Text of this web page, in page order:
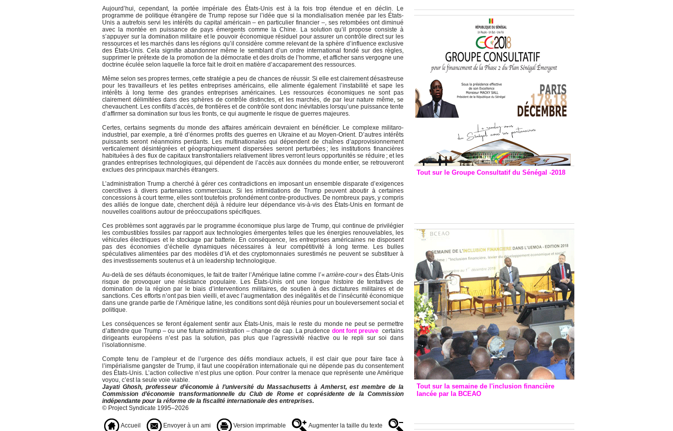
Aujourd’hui, cependant, la portée impériale des États-Unis est à la fois trop étendue et en déclin. Le
programme de politique étrangère de Trump repose sur l’idée que si la mondialisation menée par les États-
Unis a autrefois servi les intérêts du capital américain – en particulier financier –, ses retombées ont diminué
avec la montée en puissance de pays émergents comme la Chine. La solution qu’il propose consiste à
s’appuyer sur la domination militaire et le pouvoir économique résiduel pour assurer un contrôle direct sur les
ressources et les marchés dans les régions qu’il considère comme relevant de la sphère d’influence exclusive
des États-Unis. Cela signifie abandonner même le semblant d’un ordre international fondé sur des règles,
supprimer le prétexte de la promotion de la démocratie et des droits de l’homme, et afficher sans vergogne une
doctrine éculée selon laquelle la force fait le droit en matière d’accaparement des ressources.
Même selon ses propres termes, cette stratégie a peu de chances de réussir. Si elle est clairement désastreuse
pour les travailleurs et les petites entreprises américains, elle alimente également l’instabilité et sape les
intérêts à long terme des grandes entreprises américaines. Les ressources économiques ne sont pas
clairement délimitées dans des sphères de contrôle distinctes, et les marchés, de par leur nature même, se
chevauchent. Les conflits d’accès, de frontières et de contrôle sont donc inévitables lorsqu’une puissance tente
d’affirmer sa domination sur tous les fronts, ce qui augmente le risque de guerres majeures.
Certes, certains segments du monde des affaires américain devraient en bénéficier. Le complexe militaro-
industriel, par exemple, a tiré d’énormes profits des guerres en Ukraine et au Moyen-Orient. D’autres intérêts
puissants seront néanmoins perdants. Les multinationales qui dépendent de chaînes d’approvisionnement
verticalement désintégrées et géographiquement dispersées seront perturbées ; les institutions financières
habituées à des flux de capitaux transfrontaliers relativement libres verront leurs opportunités se réduire ; et les
grandes entreprises technologiques, qui dépendent de l’accès aux données du monde entier, se retrouveront
exclues des principaux marchés étrangers.
L’administration Trump a cherché à gérer ces contradictions en imposant un ensemble disparate d’exigences
coercitives à divers partenaires commerciaux. Si les intimidations de Trump peuvent aboutir à certaines
concessions à court terme, elles sont toutefois profondément contre-productives. De nombreux pays, y compris
des alliés de longue date, cherchent déjà à réduire leur dépendance vis-à-vis des États-Unis en formant de
nouvelles coalitions autour de préoccupations spécifiques.
Ces problèmes sont aggravés par le programme économique plus large de Trump, qui continue de privilégier
les combustibles fossiles par rapport aux technologies émergentes telles que les énergies renouvelables, les
véhicules électriques et le stockage par batterie. En conséquence, les entreprises américaines ne disposent
pas des économies d’échelle dynamiques nécessaires à leur compétitivité à long terme. Les bulles
spéculatives alimentées par des modèles d’IA et des cryptomonnaies surestimés ne peuvent se substituer à
des investissements soutenus et à un leadership technologique.
Au-delà de ses défauts économiques, le fait de traiter l’Amérique latine comme l’« arrière-cour» des États-Unis
risque de provoquer une résistance populaire. Les États-Unis ont une longue histoire de tentatives de
domination de la région par le biais d’interventions militaires, de soutien à des dictatures militaires et de
sanctions. Ces efforts n’ont pas bien vieilli, et avec l’augmentation des inégalités et de l’insécurité économique
dans une grande partie de l’Amérique latine, les conditions sont déjà réunies pour un bouleversement social et
politique.
Les conséquences se feront également sentir aux États-Unis, mais le reste du monde ne peut se permettre
d’attendre que Trump – ou une future administration – change de cap. La prudence dont font preuve certains
dirigeants européens n’est pas la solution, pas plus que l’agressivité réactive ou le repli sur soi dans
l’isolationnisme.
Compte tenu de l’ampleur et de l’urgence des défis mondiaux actuels, il est clair que pour faire face à
l’impérialisme gangster de Trump, il faut une coopération internationale qui ne dépende pas du consentement
des États-Unis. L’action collective n’est plus une option. Pour contrer la menace que représente une Amérique
voyou, c’est la seule voie viable.
Jayati Ghosh, professeur d’économie à l’université du Massachusetts à Amherst, est membre de la
Commission d’économie transformationnelle du Club de Rome et coprésidente de la Commission
indépendante pour la réforme de la fiscalité internationale des entreprises.
© Project Syndicate 1995–2026
Accueil Envoyer à un ami Version imprimable
Augmenter la taille du texte
Tout sur le Groupe Consultatif du Sénégal -2018
Tout sur la semaine de l'inclusion financière
lancée par la BCEAO